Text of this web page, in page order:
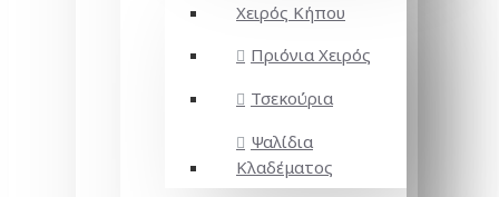
Χειρός Κήπου
Πριόνια Χειρός
Τσεκούρια
Ψαλίδια
Κλαδέματος